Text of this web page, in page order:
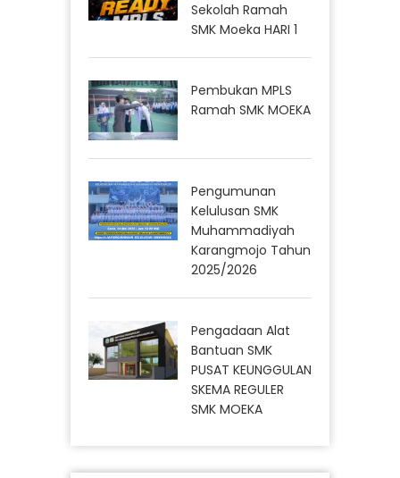
Sekolah Ramah
SMK Moeka HARI 1
Pembukan MPLS
Ramah SMK MOEKA
Pengumunan
Kelulusan SMK
Muhammadiyah
Karangmojo Tahun
2025/2026
Pengadaan Alat
Bantuan SMK
PUSAT KEUNGGULAN
SKEMA REGULER
SMK MOEKA